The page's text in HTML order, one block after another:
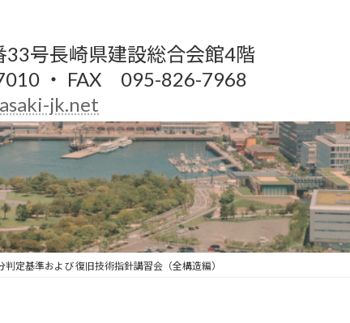
33号長崎県建設総合会館4階
・ FAX 095-826-7968
jk.net
定基準および 復旧技術指針講習会（全構造編）